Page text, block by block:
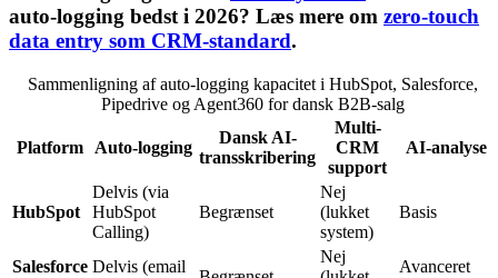
auto-logging bedst i 2026? Læs mere om zero-touch
data entry som CRM-standard.
Sammenligning af auto-logging kapacitet i HubSpot, Salesforce,
Pipedrive og Agent360 for dansk B2B-salg
Platform Auto-logging
Dansk AI-
transskribering
Multi-
CRM
support
AI-analyse
HubSpot
Delvis (via
HubSpot
Calling)
Begrænset
Nej
(lukket
system)
Basis
Salesforce Delvis (email
Nej
Avanceret